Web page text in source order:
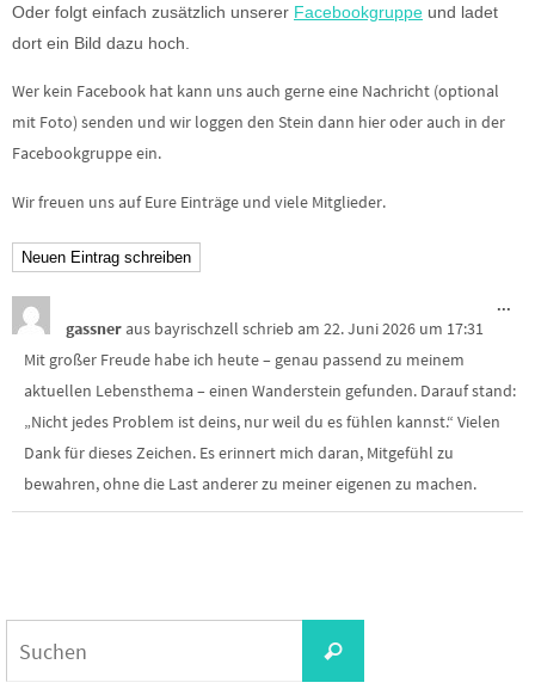
Oder folgt einfach zusätzlich unserer Facebookgruppe und ladet
dort ein Bild dazu hoch.
Wer kein Facebook hat kann uns auch gerne eine Nachricht (optional
mit Foto) senden und wir loggen den Stein dann hier oder auch in der
Facebookgruppe ein.
Wir freuen uns auf Eure Einträge und viele Mitglieder.
gassner aus bayrischzell schrieb am 22. Juni 2026 um 17:31
Mit großer Freude habe ich heute – genau passend zu meinem
aktuellen Lebensthema – einen Wanderstein gefunden. Darauf stand:
„Nicht jedes Problem ist deins, nur weil du es fühlen kannst.“ Vielen
Dank für dieses Zeichen. Es erinnert mich daran, Mitgefühl zu
bewahren, ohne die Last anderer zu meiner eigenen zu machen.
...
Suchen